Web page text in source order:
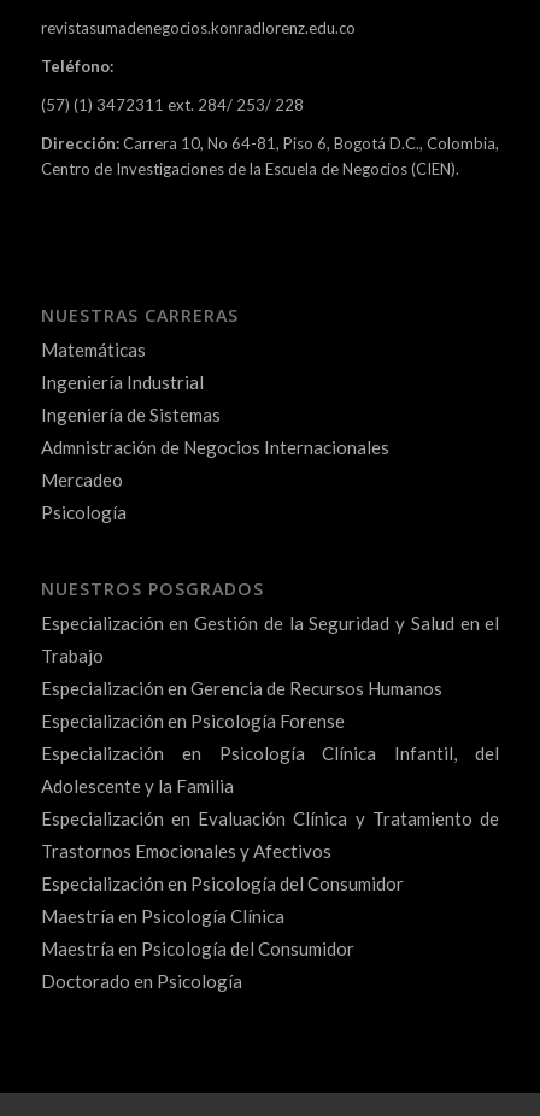
revistasumadenegocios.konradlorenz.edu.co
Teléfono:
(57) (1) 3472311 ext. 284/ 253/ 228
Dirección:Carrera 10, No 64-81, Piso 6, Bogotá D.C., Colombia,
Centro de Investigaciones de la Escuela de Negocios (CIEN).
NUESTRAS CARRERAS
Matemáticas
Ingeniería Industrial
Ingeniería de Sistemas
Admnistración de Negocios Internacionales
Mercadeo
Psicología
NUESTROS POSGRADOS
Especialización en Gestión de la Seguridad y Salud en el
Trabajo
Especialización en Gerencia de Recursos Humanos
Especialización en Psicología Forense
Especialización en Psicología Clínica Infantil, del
Adolescente y la Familia
Especialización en Evaluación Clínica y Tratamiento de
Trastornos Emocionales y Afectivos
Especialización en Psicología del Consumidor
Maestría en Psicología Clínica
Maestría en Psicología del Consumidor
Doctorado en Psicología